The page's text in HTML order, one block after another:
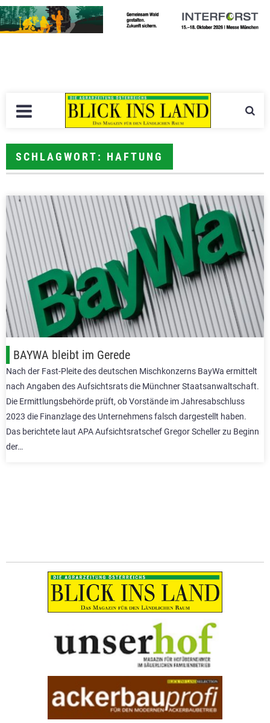
SCHLAGWORT: HAFTUNG
BAYWA bleibt im Gerede
Nach der Fast-Pleite des deutschen Mischkonzerns BayWa ermittelt
nach Angaben des Aufsichtsrats die Münchner Staatsanwaltschaft.
Die Ermittlungsbehörde prüft, ob Vorstände im Jahresabschluss
2023 die Finanzlage des Unternehmens falsch dargestellt haben.
Das berichtete laut APA Aufsichtsratschef Gregor Scheller zu Beginn
der…